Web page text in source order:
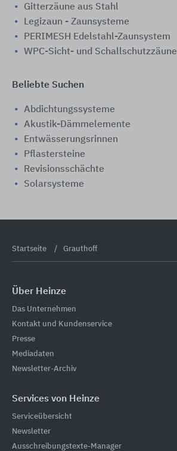
Gitterzäune aus Stahl
Legizaun - Zaunsysteme
PERIMESH Edelstahl-Zaunsystem
WPC-Sicht- und Schallschutzzäune
Beliebte Suchen
Abdichtungssysteme
Akustik-Dämmelemente
Entwässerungsrinnen
Pflastersteine
Revisionsschächte
Solarsysteme
Startseite Grauthoff
Über Heinze
Das Unternehmen
Kontakt und Kundenservice
Presse
Mediadaten
Newsletter-Archiv
Services von Heinze
Serviceübersicht
Newsletter
Ausschreibungstexte-Manager